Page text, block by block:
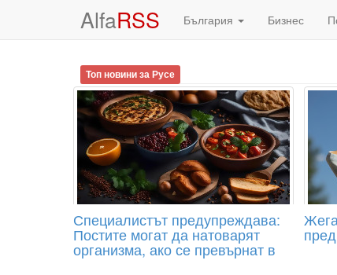
AlfaRSS България Бизнес
Топ новини за Русе
Специалистът предупреждава:
Постите могат да натоварят
организма, ако се превърнат в
диета от хляб и ориз